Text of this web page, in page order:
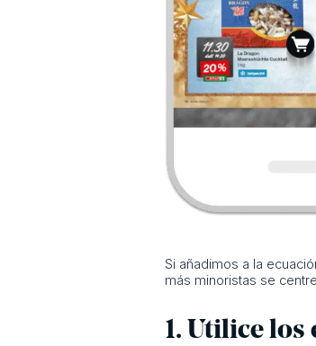
Si añadimos a la
más minoristas se
1. Utilice los